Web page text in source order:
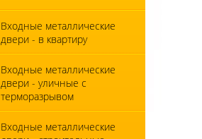
Входные металлические
двери - в квартиру
Входные металлические
двери - уличные с
терморазрывом
Входные металлические